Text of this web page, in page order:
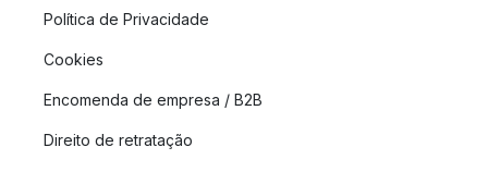
Política de Privacidade
Cookies
Encomenda de empresa / B2B
Direito de retratação